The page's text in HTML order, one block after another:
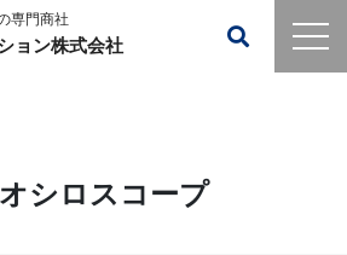
専門商社
ョン株式会社
シロスコープ